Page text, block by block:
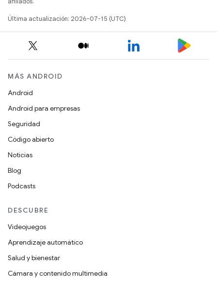
Última actualización: 2026-07-15 (UTC)
MÁS ANDROID
Android
Android para empresas
Seguridad
Código abierto
Noticias
Blog
Podcasts
DESCUBRE
Videojuegos
Aprendizaje automático
Salud y bienestar
Cámara y contenido multimedia